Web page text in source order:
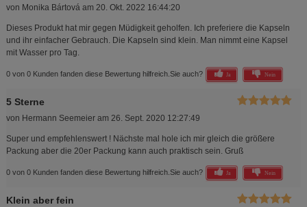
von Monika Bártová am 20. Okt. 2022 16:44:20
Dieses Produkt hat mir gegen Müdigkeit geholfen. Ich preferiere die Kapseln
und ihr einfacher Gebrauch. Die Kapseln sind klein. Man nimmt eine Kapsel
mit Wasser pro Tag.
0 von 0 Kunden fanden diese Bewertung hilfreich. Sie auch? Ja Nein
5 Sterne
von Hermann Seemeieram 26. Sept. 2020 12:27:49
Super und empfehlenswert ! Nächste mal hole ich mir gleich die größere
Packung aber die 20er Packung kann auch praktisch sein. Gruß
0 von 0 Kunden fanden diese Bewertung hilfreich. Sie auch? Ja Nein
Klein aber fein